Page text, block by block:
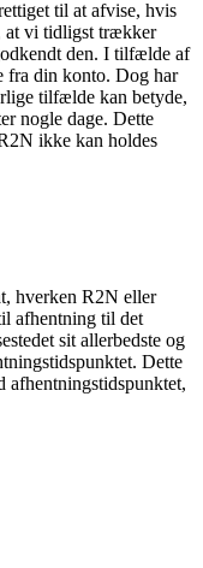
til at afvise, hvis
at vi tidligst trækker
den. I tilfælde af
fra din konto. Dog har
tilfælde kan betyde,
nogle dage. Dette
ikke kan holdes
hverken R2N eller
afhentning til det
sit allerbedste og
Dette
afhentningstidspunktet,